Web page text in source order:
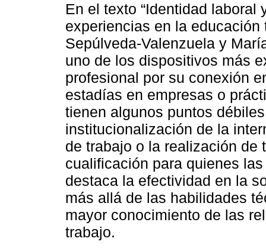
En el texto “Identidad
experiencias en la educación
Sepúlveda-Valenzuela y
uno de los dispositivos más
profesional por su conexión
estadías en empresas o
tienen algunos puntos
institucionalización de la
de trabajo o la realización de
cualificación para quienes
destaca la efectividad en la
más allá de las habilidades
mayor conocimiento de las
trabajo.